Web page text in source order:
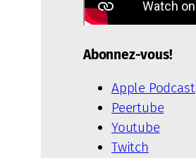
Abonnez-vous!
Apple Podcast
Peertube
Youtube
Twitch